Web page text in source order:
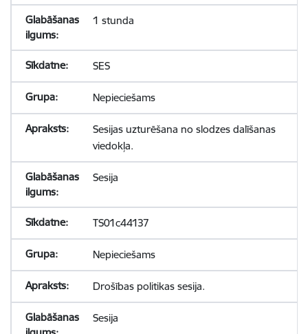
1 stunda
SES
Nepieciešams
Sesijas uzturēšana no slodzes dalīšanas
viedokļa.
Sesija
TS01c44137
Nepieciešams
Drošības politikas sesija.
Sesija